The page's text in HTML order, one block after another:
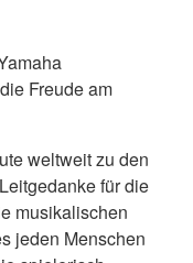
Freude am
weltweit zu den
für die
musikalischen
jeden Menschen